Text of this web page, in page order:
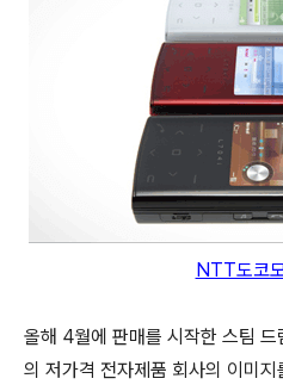
NTT도코
올해 4월에 판매를 시작한 스팀
의 저가격 전자제품 회사의 이미